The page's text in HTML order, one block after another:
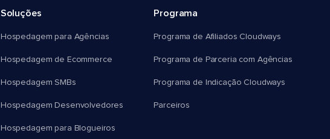
Soluções
Hospedagem para Agências
Hospedagem de Ecommerce
Hospedagem SMBs
Hospedagem Desenvolvedores
Hospedagem para Blogueiros
Programa
Programa de Afiliados Cloudways
Programa de Parceria com Agências
Programa de Indicação Cloudways
Parceiros